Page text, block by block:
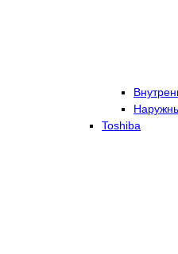
Toshiba